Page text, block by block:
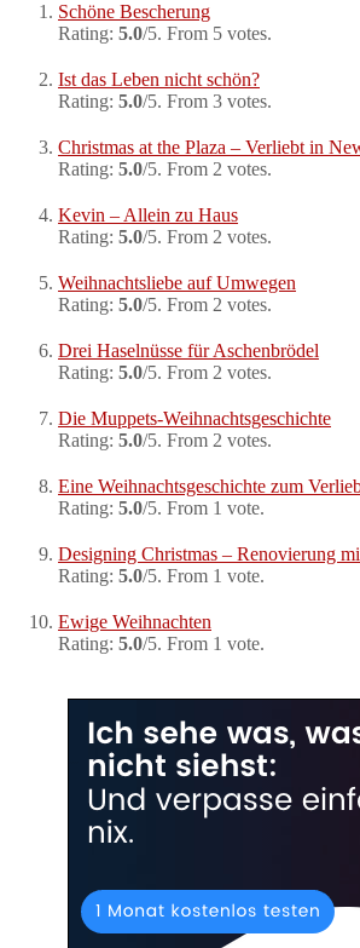
Schöne Bescherung
Rating: 5.0/5. From 5 votes.
Ist das Leben nicht schön?
Rating: 5.0/5. From 3 votes.
Christmas at the Plaza – Verliebt in
Rating: 5.0/5. From 2 votes.
Kevin – Allein zu Haus
Rating: 5.0/5. From 2 votes.
Weihnachtsliebe auf Umwegen
Rating: 5.0/5. From 2 votes.
Drei Haselnüsse für Aschenbrödel
Rating: 5.0/5. From 2 votes.
Die Muppets-Weihnachtsgeschichte
Rating: 5.0/5. From 2 votes.
Eine Weihnachtsgeschichte zum
Rating: 5.0/5. From 1 vote.
Designing Christmas – Renovierung
Rating: 5.0/5. From 1 vote.
Ewige Weihnachten
Rating: 5.0/5. From 1 vote.